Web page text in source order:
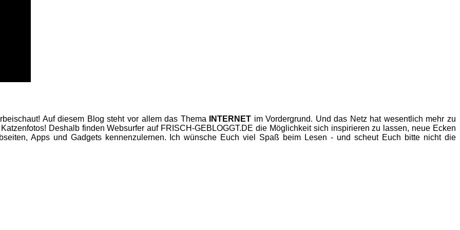
Auf diesem Blog steht vor allem das Thema INTERNET im Vordergrund. Und das Netz hat wesentlich mehr zu
Deshalb finden Websurfer auf FRISCH-GEBLOGGT.DE die Möglichkeit sich inspirieren zu lassen, neue Ecken
Apps und Gadgets kennenzulernen. Ich wünsche Euch viel Spaß beim Lesen - und scheut Euch bitte nicht die